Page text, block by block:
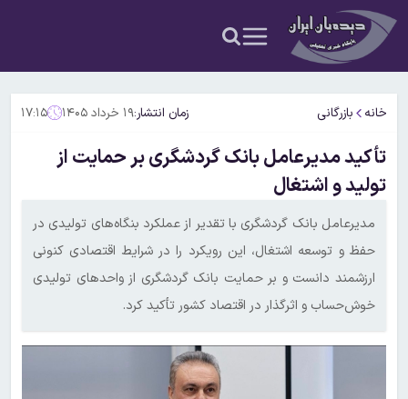
خانه بازرگانی زمان انتشار:۱۹ خرداد ۱۴۰۵ ۱۷:۱۵
تأکید مدیرعامل بانک گردشگری بر حمایت از
تولید و اشتغال
مدیرعامل بانک گردشگری با تقدیر از عملکرد بنگاه‌های تولیدی در
حفظ و توسعه اشتغال، این رویکرد را در شرایط اقتصادی کنونی
ارزشمند دانست و بر حمایت بانک گردشگری از واحدهای تولیدی
خوش‌حساب و اثرگذار در اقتصاد کشور تأکید کرد.